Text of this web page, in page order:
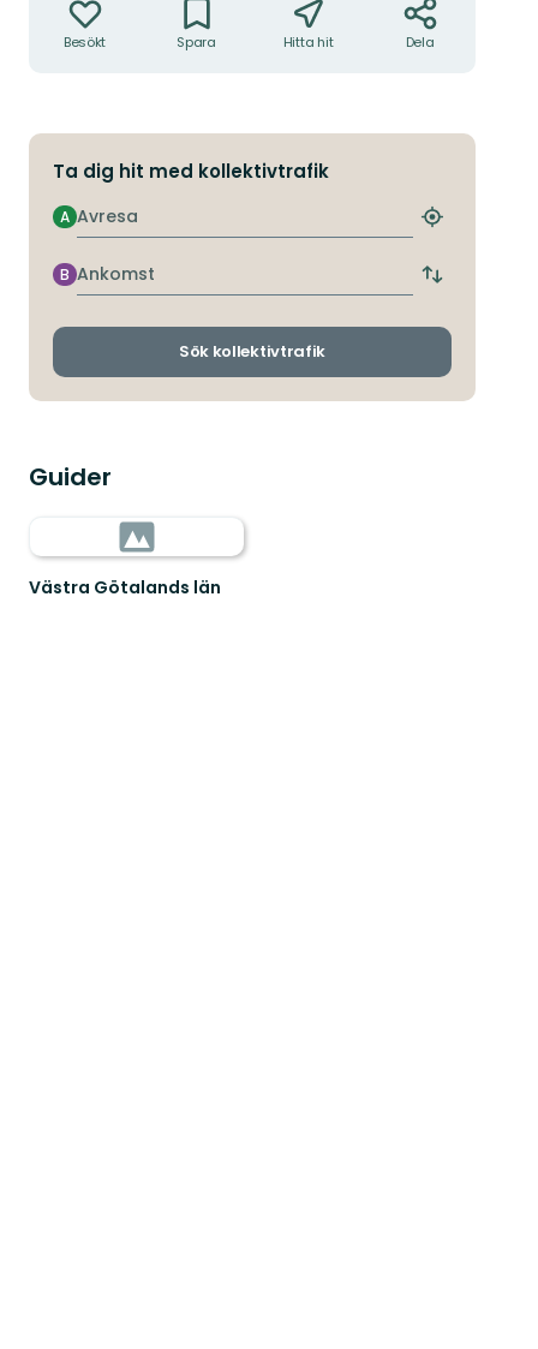
Besökt Spara Hitta hit Dela
Ta dig hit med kollektivtrafik
Avresa
A
Hitta
hållplats
Ankomst
B
Byt
och
Sök kollektivtrafik
Guider
Västra Götalands län